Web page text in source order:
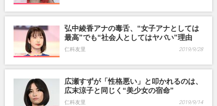
弘中綾香アナの毒舌、“女子アナとしては
最高”でも“社会人としてはヤバい”理由
仁科友里 2019/9/28
広瀬すずが「性格悪い」と叩かれるのは、
広末涼子と同じく“美少女の宿命”
仁科友里 2019/9/14